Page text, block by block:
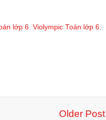
lớp 6, Violympic Toán lớp 6,
Older Post